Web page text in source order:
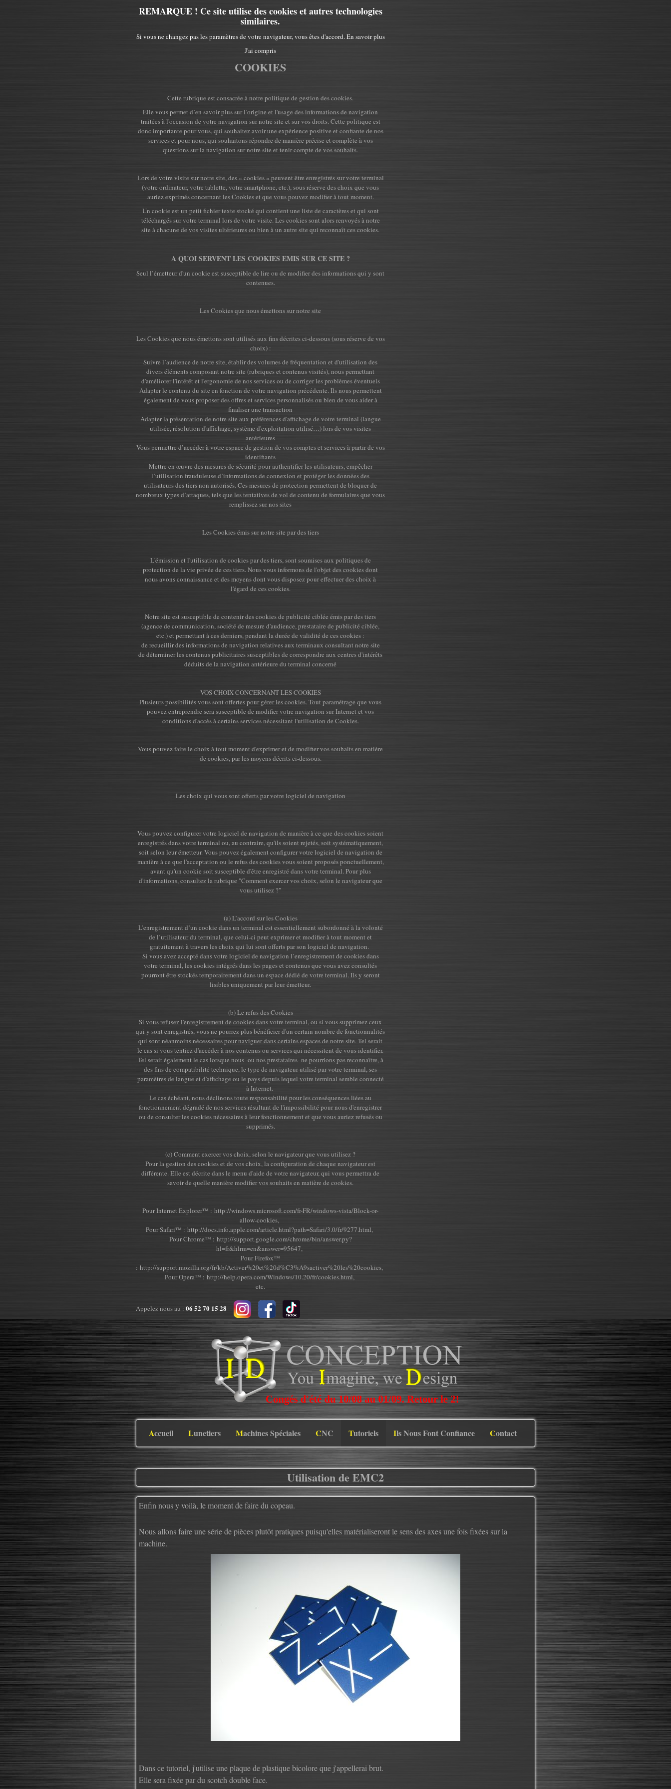
Appelez nous au : 06 52 70 15 28
REMARQUE ! Ce site utilise des cookies et autres technologies
similaires.
Si vous ne changez pas les paramètres de votre navigateur, vous êtes d'accord.En savoir plus
J'ai compris
COOKIES
Cette rubrique est consacrée à notre politique de gestion des cookies.
Elle vous permet d’en savoir plus sur l’origine et l'usage des informations de navigation
traitées à l'occasion de votre navigation sur notre site et sur vos droits. Cette politique est
donc importante pour vous, qui souhaitez avoir une expérience positive et confiante de nos
services et pour nous, qui souhaitons répondre de manière précise et complète à vos
questions sur la navigation sur notre site et tenir compte de vos souhaits.
Lors de votre visite sur notre site, des « cookies » peuvent être enregistrés sur votre terminal
(votre ordinateur, votre tablette, votre smartphone, etc.), sous réserve des choix que vous
auriez exprimés concernant les Cookies et que vous pouvez modifier à tout moment.
Un cookie est un petit fichier texte stocké qui contient une liste de caractères et qui sont
téléchargés sur votre terminal lors de votre visite. Les cookies sont alors renvoyés à notre
site à chacune de vos visites ultérieures ou bien à un autre site qui reconnaît ces cookies.
A QUOI SERVENT LES COOKIES EMIS SUR CE SITE ?
Seul l’émetteur d'un cookie est susceptible de lire ou de modifier des informations qui y sont
contenues.
Les Cookies que nous émettons sur notre site
Les Cookies que nous émettons sont utilisés aux fins décrites ci-dessous (sous réserve de vos
choix) :
Suivre l’audience de notre site, établir des volumes de fréquentation et d'utilisation des
divers éléments composant notre site (rubriques et contenus visités), nous permettant
d'améliorer l'intérêt et l'ergonomie de nos services ou de corriger les problèmes éventuels
Adapter le contenu du site en fonction de votre navigation précédente. Ils nous permettent
également de vous proposer des offres et services personnalisés ou bien de vous aider à
finaliser une transaction
Adapter la présentation de notre site aux préférences d'affichage de votre terminal (langue
utilisée, résolution d'affichage, système d'exploitation utilisé…) lors de vos visites
antérieures
Vous permettre d’accéder à votre espace de gestion de vos comptes et services à partir de vos
identifiants
Mettre en œuvre des mesures de sécurité pour authentifier les utilisateurs, empêcher
l’utilisation frauduleuse d’informations de connexion et protéger les données des
utilisateurs des tiers non autorisés. Ces mesures de protection permettent de bloquer de
nombreux types d’attaques, tels que les tentatives de vol de contenu de formulaires que vous
remplissez sur nos sites
Les Cookies émis sur notre site par des tiers
L'émission et l'utilisation de cookies par des tiers, sont soumises aux politiques de
protection de la vie privée de ces tiers. Nous vous informons de l'objet des cookies dont
nous avons connaissance et des moyens dont vous disposez pour effectuer des choix à
l'égard de ces cookies.
Notre site est susceptible de contenir des cookies de publicité ciblée émis par des tiers
(agence de communication, société de mesure d'audience, prestataire de publicité ciblée,
etc.) et permettant à ces derniers, pendant la durée de validité de ces cookies :
de recueillir des informations de navigation relatives aux terminaux consultant notre site
de déterminer les contenus publicitaires susceptibles de correspondre aux centres d'intérêts
déduits de la navigation antérieure du terminal concerné
VOS CHOIX CONCERNANT LES COOKIES
Plusieurs possibilités vous sont offertes pour gérer les cookies. Tout paramétrage que vous
pouvez entreprendre sera susceptible de modifier votre navigation sur Internet et vos
conditions d'accès à certains services nécessitant l'utilisation de Cookies.
Vous pouvez faire le choix à tout moment d'exprimer et de modifier vos souhaits en matière
de cookies, par les moyens décrits ci-dessous.
Les choix qui vous sont offerts par votre logiciel de navigation
Vous pouvez configurer votre logiciel de navigation de manière à ce que des cookies soient
enregistrés dans votre terminal ou, au contraire, qu'ils soient rejetés, soit systématiquement,
soit selon leur émetteur. Vous pouvez également configurer votre logiciel de navigation de
manière à ce que l'acceptation ou le refus des cookies vous soient proposés ponctuellement,
avant qu'un cookie soit susceptible d'être enregistré dans votre terminal. Pour plus
d'informations, consultez la rubrique "Comment exercer vos choix, selon le navigateur que
vous utilisez ?"
(a) L’accord sur les Cookies
L’enregistrement d’un cookie dans un terminal est essentiellement subordonné à la volonté
de l’utilisateur du terminal, que celui-ci peut exprimer et modifier à tout moment et
gratuitement à travers les choix qui lui sont offerts par son logiciel de navigation.
Si vous avez accepté dans votre logiciel de navigation l’enregistrement de cookies dans
votre terminal, les cookies intégrés dans les pages et contenus que vous avez consultés
pourront être stockés temporairement dans un espace dédié de votre terminal. Ils y seront
lisibles uniquement par leur émetteur.
(b) Le refus des Cookies
Si vous refusez l'enregistrement de cookies dans votre terminal, ou si vous supprimez ceux
qui y sont enregistrés, vous ne pourrez plus bénéficier d'un certain nombre de fonctionnalités
qui sont néanmoins nécessaires pour naviguer dans certains espaces de notre site. Tel serait
le cas si vous tentiez d'accéder à nos contenus ou services qui nécessitent de vous identifier.
Tel serait également le cas lorsque nous -ou nos prestataires- ne pourrions pas reconnaître, à
des fins de compatibilité technique, le type de navigateur utilisé par votre terminal, ses
paramètres de langue et d'affichage ou le pays depuis lequel votre terminal semble connecté
à Internet.
Le cas échéant, nous déclinons toute responsabilité pour les conséquences liées au
fonctionnement dégradé de nos services résultant de l'impossibilité pour nous d'enregistrer
ou de consulter les cookies nécessaires à leur fonctionnement et que vous auriez refusés ou
supprimés.
(c) Comment exercer vos choix, selon le navigateur que vous utilisez ?
Pour la gestion des cookies et de vos choix, la configuration de chaque navigateur est
différente. Elle est décrite dans le menu d'aide de votre navigateur, qui vous permettra de
savoir de quelle manière modifier vos souhaits en matière de cookies.
Pour Internet Explorer™ : http://windows.microsoft.com/fr-FR/windows-vista/Block-or-
allow-cookies,
Pour Safari™ : http://docs.info.apple.com/article.html?path=Safari/3.0/fr/9277.html,
Pour Chrome™ : http://support.google.com/chrome/bin/answer.py?
hl=fr&hlrm=en&answer=95647,
Pour Firefox™
: http://support.mozilla.org/fr/kb/Activer%20et%20d%C3%A9sactiver%20les%20cookies,
Pour Opera™ : http://help.opera.com/Windows/10.20/fr/cookies.html,
etc.
Accueil Lunetiers Machines Spéciales CNC Tutoriels Ils Nous Font Confiance Contact
Utilisation de EMC2
Enfin nous y voilà, le moment de faire du copeau.
Nous allons faire une série de pièces plutôt pratiques puisqu'elles matérialiseront le sens des axes une fois fixées sur la
machine.
Dans ce tutoriel, j'utilise une plaque de plastique bicolore que j'appellerai brut.
Elle sera fixée par du scotch double face.